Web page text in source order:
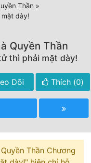
Thần »
dày!
Quyền Thần
thì phải mặt dày!
Dõi Thích (0)
Thần Chương